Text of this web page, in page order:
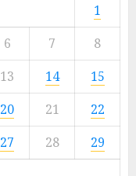
1
6 7
8
13 14
15
20 21
22
27 28
29